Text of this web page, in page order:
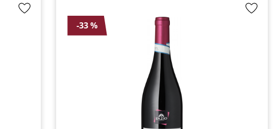
-33 %